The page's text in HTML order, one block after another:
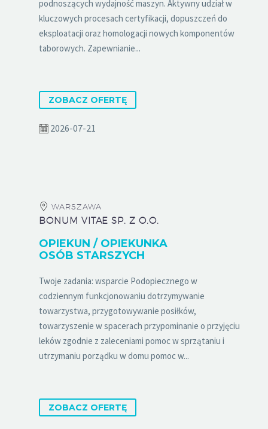
podnoszących wydajność maszyn. Aktywny udział w
kluczowych procesach certyfikacji, dopuszczeń do
eksploatacji oraz homologacji nowych komponentów
taborowych. Zapewnianie...
ZOBACZ OFERTĘ
2026-07-21
WARSZAWA
BONUM VITAE SP. Z O.O.
OPIEKUN / OPIEKUNKA
OSÓB STARSZYCH
Twoje zadania: wsparcie Podopiecznego w
codziennym funkcjonowaniu dotrzymywanie
towarzystwa, przygotowywanie posiłków,
towarzyszenie w spacerach przypominanie o przyjęciu
leków zgodnie z zaleceniami pomoc w sprzątaniu i
utrzymaniu porządku w domu pomoc w...
ZOBACZ OFERTĘ